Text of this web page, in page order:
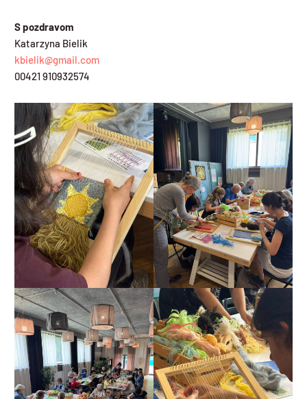
S pozdravom
Katarzyna Bielik
kbielik@gmail.com
00421 910932574